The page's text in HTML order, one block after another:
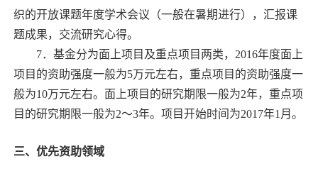
织的开放课题年度学术会议（一般在暑期进行），汇报课
题成果，交流研究心得。
7．基金分为面上项目及重点项目两类， 2016年度面上
项目的资助强度一般为5万元左右，重点项目的资助强度一
般为10万元左右。面上项目的研究期限一般为2年，重点项
目的研究期限一般为2～3年。项目开始时间为2017年1 月。
三、优先资助领域